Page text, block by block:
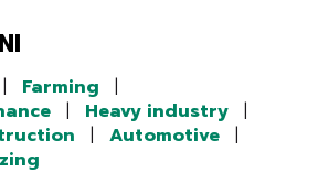
| Farming
|
| Heavy industry |
| Automotive |